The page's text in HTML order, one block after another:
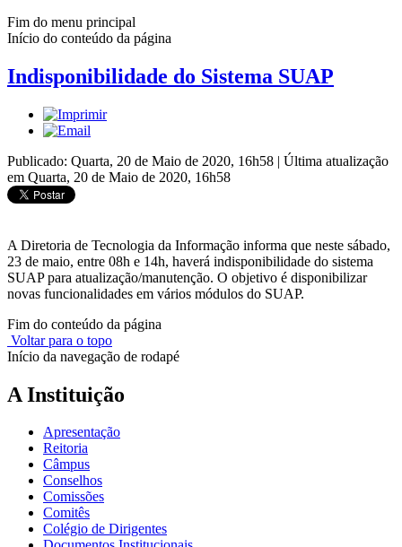
Fim do menu principal
Início do conteúdo da página
Indisponibilidade do Sistema SUAP
Publicado: Quarta, 20 de Maio de 2020, 16h58 | Última atualização
em Quarta, 20 de Maio de 2020, 16h58
A Diretoria de Tecnologia da Informação informa que neste sábado,
23 de maio, entre 08h e 14h, haverá indisponibilidade do sistema
SUAP para atualização/manutenção. O objetivo é disponibilizar
novas funcionalidades em vários módulos do SUAP.
Fim do conteúdo da página
Voltar para o topo
Início da navegação de rodapé
A Instituição
Apresentação
Reitoria
Câmpus
Conselhos
Comissões
Comitês
Colégio de Dirigentes